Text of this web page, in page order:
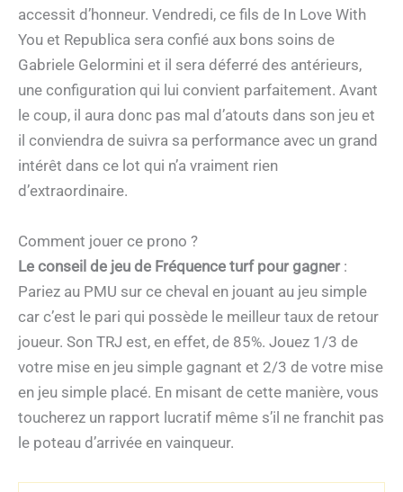
accessit d’honneur. Vendredi, ce fils de In Love With
You et Republica sera confié aux bons soins de
Gabriele Gelormini et il sera déferré des antérieurs,
une configuration qui lui convient parfaitement. Avant
le coup, il aura donc pas mal d’atouts dans son jeu et
il conviendra de suivra sa performance avec un grand
intérêt dans ce lot qui n’a vraiment rien
d’extraordinaire.
Comment jouer ce prono ?
Le conseil de jeu de Fréquence turf pour gagner:
Pariez au PMU sur ce cheval en jouant au jeu simple
car c’est le pari qui possède le meilleur taux de retour
joueur. Son TRJ est, en effet, de 85%. Jouez 1/3 de
votre mise en jeu simple gagnant et 2/3 de votre mise
en jeu simple placé. En misant de cette manière, vous
toucherez un rapport lucratif même s’il ne franchit pas
le poteau d’arrivée en vainqueur.